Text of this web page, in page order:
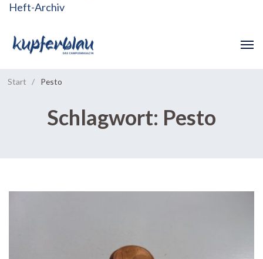
Heft-Archiv
Start / Pesto
Schlagwort: Pesto